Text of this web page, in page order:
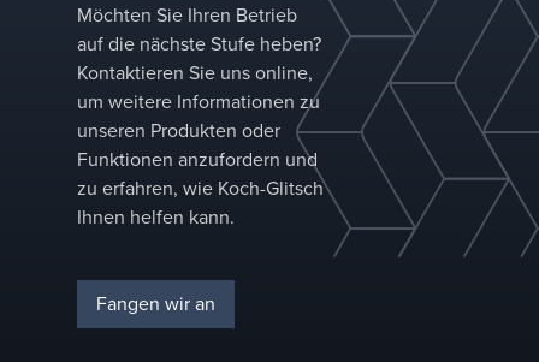
Möchten Sie Ihren Betrieb
auf die nächste Stufe heben?
Kontaktieren Sie uns online,
um weitere Informationen zu
unseren Produkten oder
Funktionen anzufordern und
zu erfahren, wie Koch-Glitsch
Ihnen helfen kann.
Fangen wir an